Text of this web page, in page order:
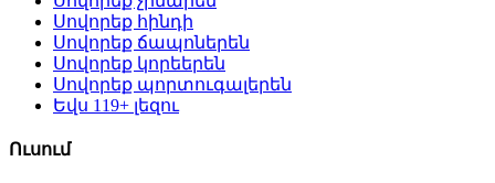
Սովորեք հինդի
Սովորեք ճապոներեն
Սովորեք կորեերեն
Սովորեք պորտուգալերեն
Եվս 119+ լեզու
Ուսում